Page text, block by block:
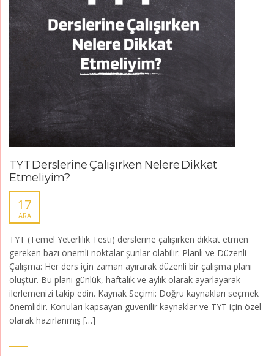
TYT Derslerine Çalışırken Nelere Dikkat
Etmeliyim?
17
ARA
TYT (Temel Yeterlilik Testi) derslerine çalışırken dikkat etmen
gereken bazı önemli noktalar şunlar olabilir: Planlı ve Düzenli
Çalışma: Her ders için zaman ayırarak düzenli bir çalışma planı
oluştur. Bu planı günlük, haftalık ve aylık olarak ayarlayarak
ilerlemenizi takip edin. Kaynak Seçimi: Doğru kaynakları seçmek
önemlidir. Konuları kapsayan güvenilir kaynaklar ve TYT için özel
olarak hazırlanmış […]